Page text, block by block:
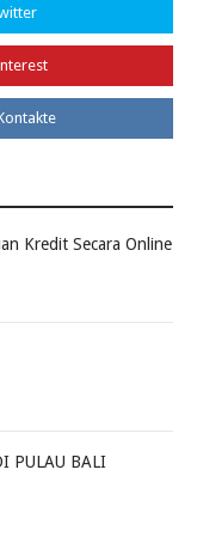
Kredit Secara Online
PULAU BALI